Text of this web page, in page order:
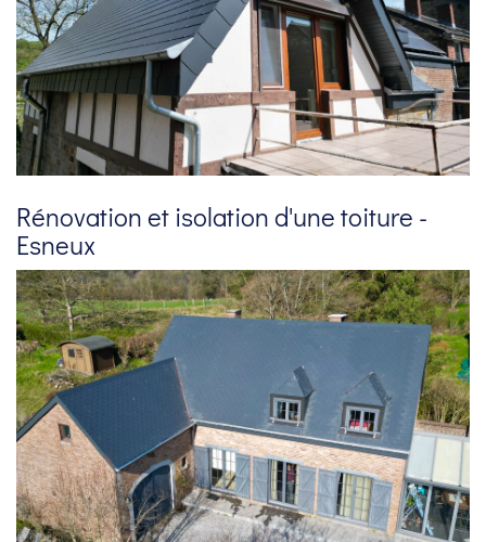
Rénovation et isolation d'une toiture -
Esneux